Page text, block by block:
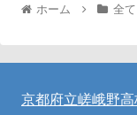
ホーム 全て
京都府立嵯峨野